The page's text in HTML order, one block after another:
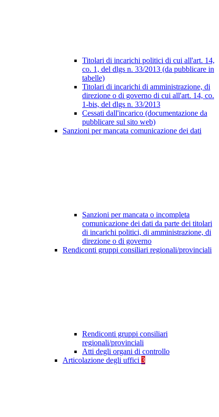
Titolari di incarichi politici di cui all'art. 14,
co. 1, del dlgs n. 33/2013 (da pubblicare in
tabelle)
Titolari di incarichi di amministrazione, di
direzione o di governo di cui all'art. 14, co.
1-bis, del dlgs n. 33/2013
Cessati dall'incarico (documentazione da
pubblicare sul sito web)
Sanzioni per mancata comunicazione dei dati
Sanzioni per mancata o incompleta
comunicazione dei dati da parte dei titolari
di incarichi politici, di amministrazione, di
direzione o di governo
Rendiconti gruppi consiliari regionali/provinciali
Rendiconti gruppi consiliari
regionali/provinciali
Atti degli organi di controllo
Articolazione degli uffici 3